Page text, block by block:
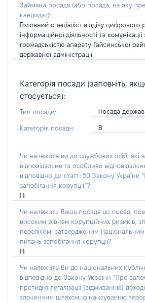
Займана посада (або посада, на яку
кандидат):
Головний спеціаліст відділу цифрового
інформаційної діяльності та комунікації
громадськістю апарату Гайсинської
державної адміністрації
Категорія посади (заповніть,
стосується):
Тип посади: Посада
Категорія посади: В
Чи належите ви до службових осіб, які
відповідальне та особливо
відповідно до статті 50 Закону України
запобігання корупції”?
Ні
Чи належить Ваша посада до посад,
високим рівнем корупційних ризиків,
переліком, затвердженим
питань запобігання корупції?
Ні
Чи належите Ви до національних
відповідно до Закону України “Про
протидію легалізації (відмиванню)
злочинним шляхом, фінансуванню